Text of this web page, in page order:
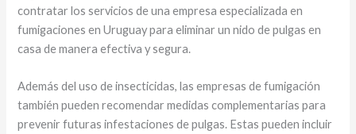
contratar los servicios de una empresa especializada en
fumigaciones en Uruguay para eliminar un nido de pulgas en
casa de manera efectiva y segura.
Además del uso de insecticidas, las empresas de fumigación
también pueden recomendar medidas complementarias para
prevenir futuras infestaciones de pulgas. Estas pueden incluir